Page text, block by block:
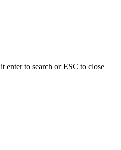
enter to search or ESC to close